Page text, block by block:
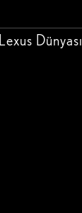
Lexus Dünyası